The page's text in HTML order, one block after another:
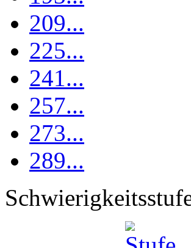
209...
225...
241...
257...
273...
289...